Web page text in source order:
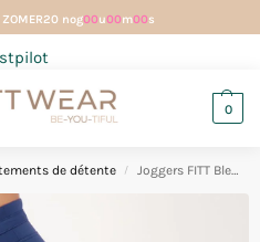
nog00u00m00s
0
de détente / Joggers FITT Bleu encre